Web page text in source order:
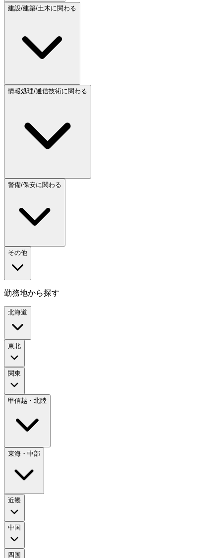
建設/建築/土木に関わる
情報処理/通信技術に関わる
警備/保安に関わる
その他
勤務地から探す
北海道
東北
関東
甲信越・北陸
東海・中部
近畿
中国
四国